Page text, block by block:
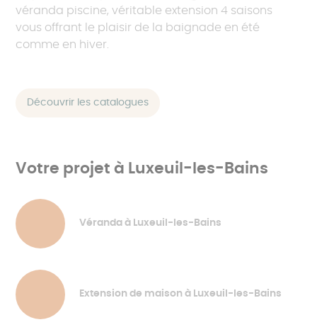
véranda piscine, véritable extension 4 saisons
vous offrant le plaisir de la baignade en été
comme en hiver.
Découvrir les catalogues
Votre projet à Luxeuil-les-Bains
Véranda à Luxeuil-les-Bains
Extension de maison à Luxeuil-les-Bains